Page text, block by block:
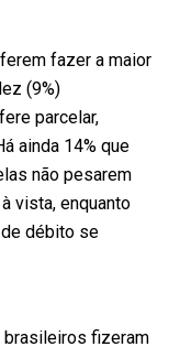
fazer a maior
(9%)
parcelar,
ainda 14% que
não pesarem
vista, enquanto
débito se
brasileiros fizeram